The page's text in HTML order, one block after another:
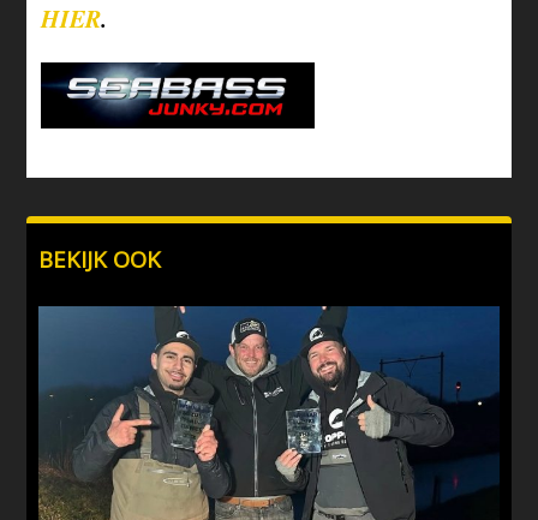
HIER.
BEKIJK OOK